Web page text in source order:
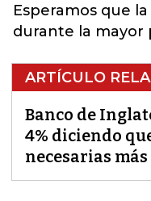
Esperamos que
durante la mayor
ARTÍCULO
Banco de
4% diciendo
necesarias más